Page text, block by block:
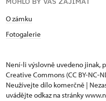
O zámku
Fotogalerie
Není-li výslovně uvedeno jinak,
Creative Commons (CC BY-NC-
Neužívejte dílo komerčně |
uvádějte odkaz na stránky